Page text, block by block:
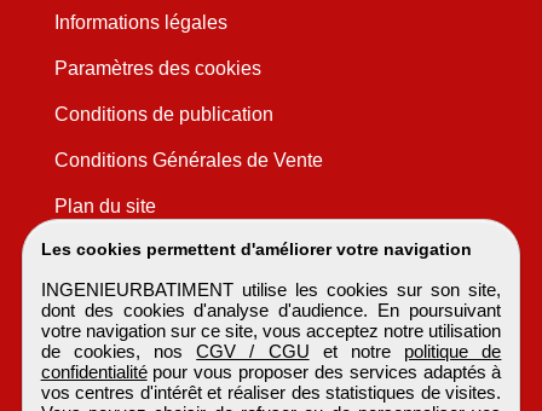
Les cookies permettent d'améliorer votre navigation
INGENIEURBATIMENT utilise les cookies sur son site,
dont des cookies d'analyse d'audience. En poursuivant
votre navigation sur ce site, vous acceptez notre utilisation
de cookies, nosCGV / CGU et notre politique de
confidentialitépour vous proposer des services adaptés à
vos centres d'intérêt et réaliser des statistiques de visites.
Informations légales
Paramètres des cookies
Conditions de publication
Conditions Générales de Vente
Plan du site